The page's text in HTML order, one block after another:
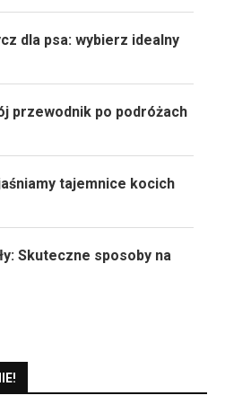
dla psa: wybierz idealny
przewodnik po podróżach
tajemnice kocich
Skuteczne sposoby na